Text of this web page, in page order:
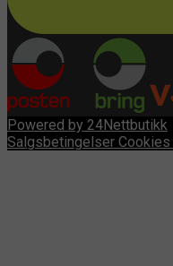
Powered by 24Nettbutikk
Salgsbetingelser Cookies